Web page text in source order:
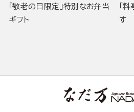
「敬老の日限定」特別なお弁当
ギフト
「
す